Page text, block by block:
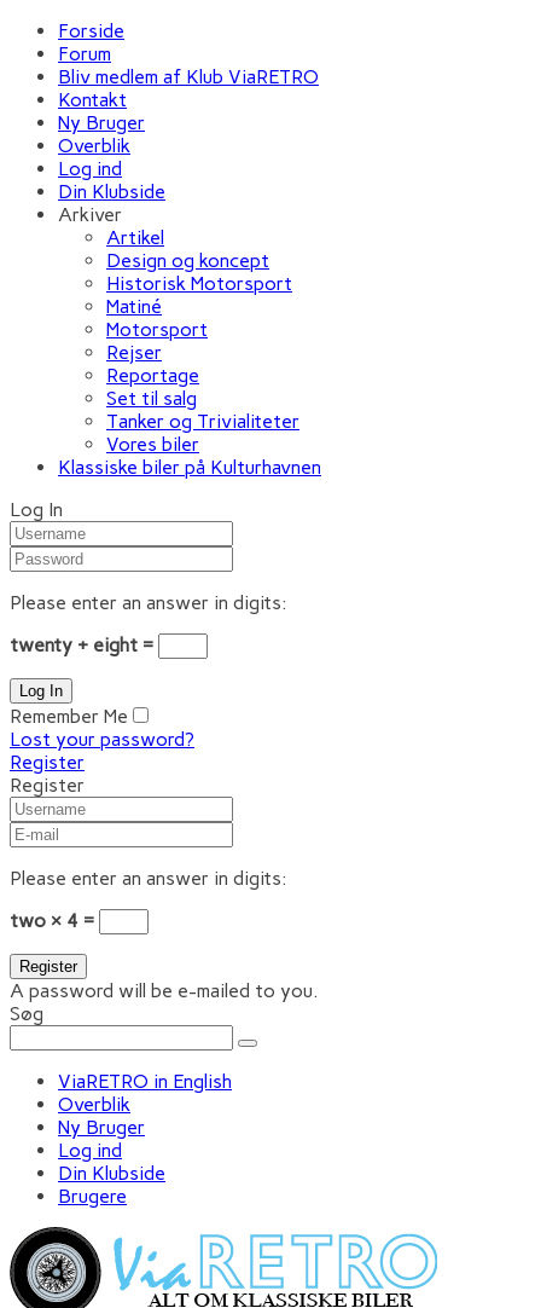
Forside
Forum
Bliv medlem af Klub ViaRETRO
Kontakt
Ny Bruger
Overblik
Log ind
Din Klubside
Arkiver
Artikel
Design og koncept
Historisk Motorsport
Matiné
Motorsport
Rejser
Reportage
Set til salg
Tanker og Trivialiteter
Vores biler
Klassiske biler på Kulturhavnen
Log In
Please enter an answer in digits:
twenty + eight =
Remember Me
Lost your password?
Register
Register
Please enter an answer in digits:
two × 4 =
A password will be e-mailed to you.
Søg
ViaRETRO in English
Overblik
Ny Bruger
Log ind
Din Klubside
Brugere